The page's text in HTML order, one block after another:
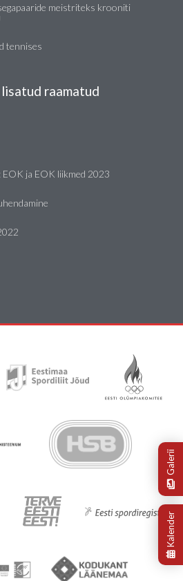
Kalender
Galerii
meistriteks krooniti
tennises
raamatud
ja EOK liikmed 2023